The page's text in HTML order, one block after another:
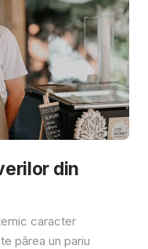
din
caracter
părea un pariu